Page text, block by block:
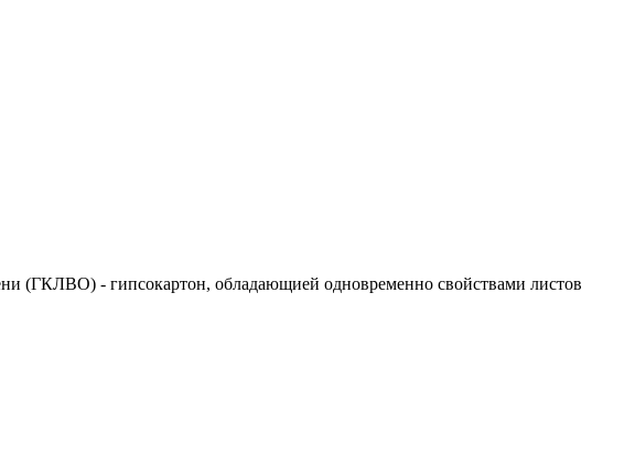
(ГКЛВО) - гипсокартон, обладающией одновременно свойствами листов